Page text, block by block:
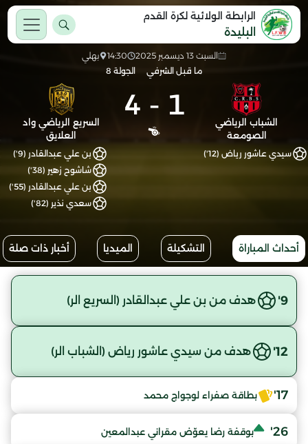
الرابطة الولائية لكرة القدم
البليدة
السبت 13 ديسمبر 2025 14:30
بهلي
ما قبل الشرفي
الجولة 8
الشباب الرياضي
الصومعة
1
-
4
السريع الرياضي واد
العلايق
سيدي عاشور رياض (12')
بن علي عبدالقادر (9')
شاشوح زهير (38')
بن علي عبدالقادر (55')
سعدي نذير (82')
أحداث المباراة التشكيلة الميديا أخبار ذات صلة
9' هدف من بن علي عبدالقادر (السريع الر)
12' هدف من سيدي عاشور رياض (الشباب الر)
17' بطاقة صفراء لوجواج محمد
26' بوقفة رضا يعوّض مقراني عبدالمعين